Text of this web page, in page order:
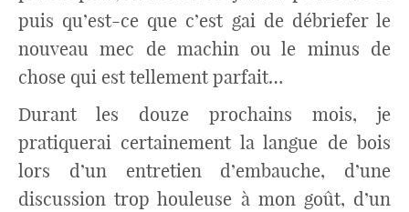
puis qu’est-ce que c’est gai de débriefer le
nouveau mec de machin ou le minus de
chose qui est tellement parfait…
Durant les douze prochains mois, je
pratiquerai certainement la langue de bois
lors d’un entretien d’embauche, d’une
discussion trop houleuse à mon goût, d’un